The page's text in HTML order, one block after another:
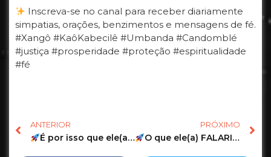
Inscreva-se no canal para receber diariamente
simpatias, orações, benzimentos e mensagens de fé.
#Xangô #KaôKabecilê #Umbanda #Candomblé
#justiça #prosperidade #proteção #espiritualidade
#fé
ANTERIOR
É por isso que ele(a) é mais RACIONAL!
PRÓXIMO
O que ele(a) FALARIA hoje se PUDESSE?